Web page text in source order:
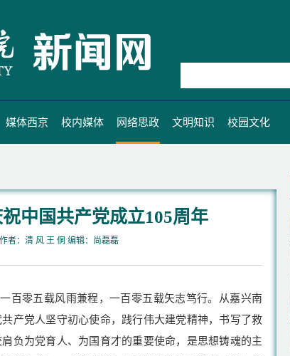
媒体西京 校内媒体 网络思政 文明知识 校园文化
中国共产党成立105周年
者：清 风 王 侗 编辑：尚磊磊
百零五载风雨兼程，一百零五载矢志笃行。从嘉兴南
产党人坚守初心使命，践行伟大建党精神，书写了救
负为党育人、为国育才的重要使命，是思想铸魂的主